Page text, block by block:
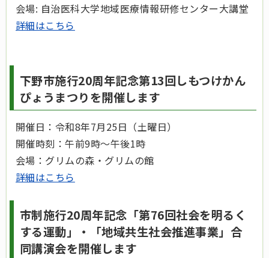
会場: 自治医科大学地域医療情報研修センター大講堂
詳細はこちら
下野市施行20周年記念第13回しもつけかん
ぴょうまつりを開催します
開催日：令和8年7月25日（土曜日）
開催時刻：午前9時～午後1時
会場：グリムの森・グリムの館
詳細はこちら
市制施行20周年記念「第76回社会を明るく
する運動」・「地域共生社会推進事業」合
同講演会を開催します